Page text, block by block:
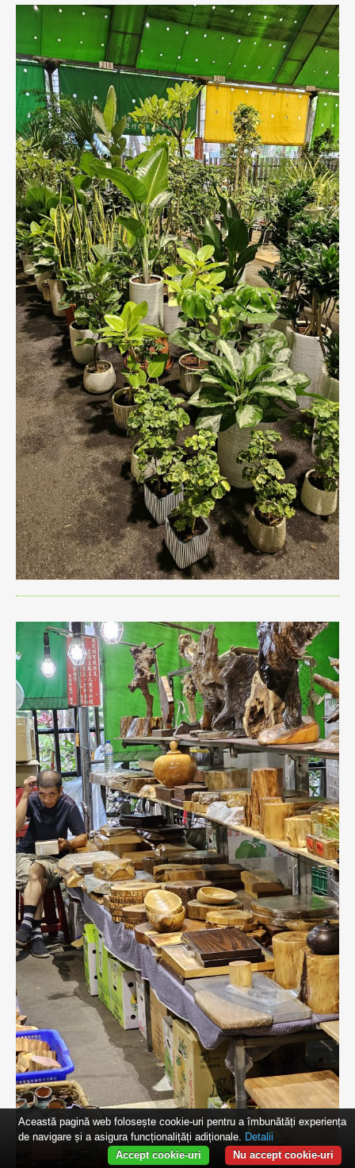
Această pagină web folosește cookie-uri pentru a îmbunătăți experiența
de navigare și a asigura funcționalițăți adiționale. Detalii
Nu accept cookie-uri
Accept cookie-uri